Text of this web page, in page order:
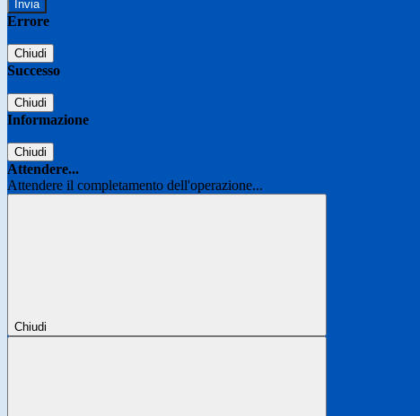
Errore
Chiudi
Successo
Chiudi
Informazione
Chiudi
Attendere...
Attendere il completamento dell'operazione...
Chiudi